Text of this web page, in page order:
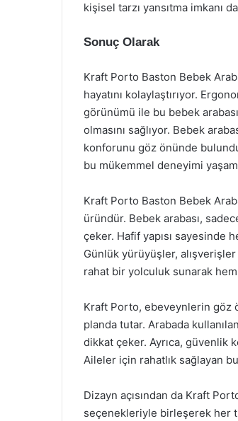
kişisel tarzı yansıtma imkanı
Sonuç Olarak
Kraft Porto Baston Bebek
hayatını kolaylaştırıyor.
görünümü ile bu bebek
olmasını sağlıyor. Bebek
konforunu göz önünde
bu mükemmel deneyimi
Kraft Porto Baston Bebek
üründür. Bebek arabası,
çeker. Hafif yapısı sayesinde
Günlük yürüyüşler,
rahat bir yolculuk sunarak
Kraft Porto, ebeveynlerin göz
planda tutar. Arabada
dikkat çeker. Ayrıca,
Aileler için rahatlık sağlayan
Dizayn açısından da Kraft
seçenekleriyle birleşerek her